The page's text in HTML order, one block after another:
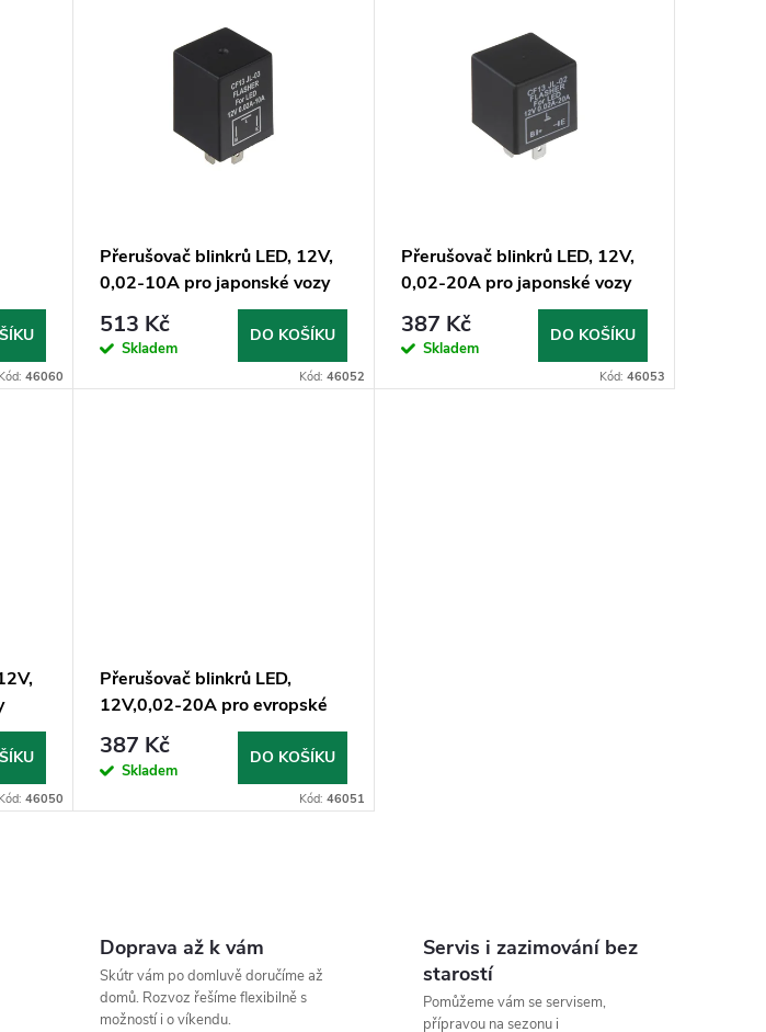
Kód:46060
Přerušovač blinkrů LED, 12V,
0,02-10A pro japonské vozy
513 Kč
Skladem
DO KOŠÍKU
Kód: 46052
Přerušovač blinkrů LED, 12V,
0,02-20A pro japonské vozy
387 Kč
Skladem
DO KOŠÍKU
Kód: 46053
Kód:46050
Přerušovač blinkrů LED,
12V,0,02-20A pro evropské
vozy
387 Kč
Skladem
DO KOŠÍKU
Kód: 46051
Doprava až k vám
Skútr vám po domluvě doručíme až
domů. Rozvoz řešíme flexibilně s
možností i o víkendu.
Servis i zazimování bez
starostí
Pomůžeme vám se servisem,
přípravou na sezonu i